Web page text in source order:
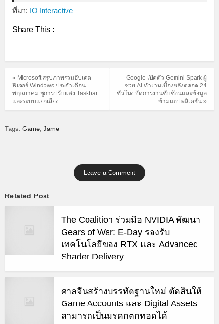
ที่มา: IO Interactive
Share This :
Google เปิดตัว Gemini Spark ผู้
ช่วย AI ทำงานเบื้องหลังตลอด 24
ชั่วโมง จัดการงานซับซ้อนและข้อมูล
ข้ามแอปพลิเคชัน »
« Microsoft สรุปภาพรวมอัปเดต
ฟีเจอร์ Windows ประจำเดือน
พฤษภาคม ชูการปรับแต่ง Taskbar
และระบบแยกเสียง
Tags: Game Jame
Leave a Comment
Related Post
The Coalition ร่วมมือ NVIDIA พัฒนา
Gears of War: E-Day รองรับ
เทคโนโลยีของ RTX และ Advanced
Shader Delivery
ศาลจีนสร้างบรรทัดฐานใหม่ ตัดสินให้
Game Accounts และ Digital Assets
สามารถเป็นมรดกตกทอดได้